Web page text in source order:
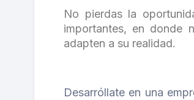
No pierdas la
importantes, en donde
adapten a su realidad.
Desarróllate en una